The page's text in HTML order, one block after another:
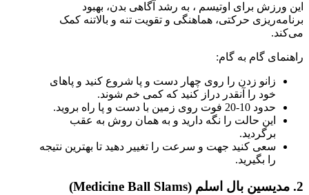
این ورزش برای اوتیسم ، به رشد آگاهی بدن، بهبود
برنامه‌ریزی حرکتی، هماهنگی و تقویت تنه و بالاتنه کمک
می‌کند.
راهنمای گام به گام:
زانو زدن را روی چهار دست و پا شروع کنید و پاهای
خود را آنقدر دراز کنید که کمی خم شوند.
حدود 10-20 فوت روی زمین با دست و پا راه بروید.
این حالت را نگه دارید و به همان روش به عقب
برگردید.
سعی کنید جهت و سرعت را تغییر دهید تا بهترین نتیجه
را بگیرید.
2. مدیسین بال اسلم (Medicine Ball Slams)